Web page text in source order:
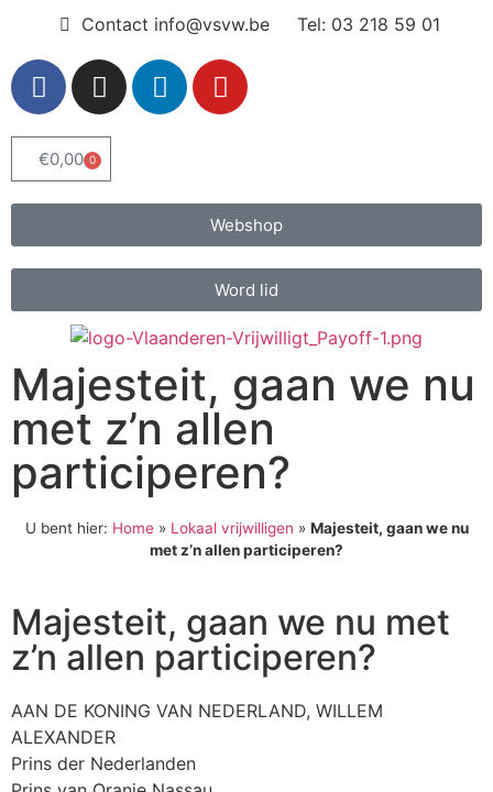
Contact info@vsvw.be Tel: 03 218 59 01
€0,00 0
Webshop
Word lid
Majesteit, gaan we nu
met z’n allen
participeren?
U bent hier: Home» Lokaal vrijwilligen » Majesteit, gaan we nu
met z’n allen participeren?
Majesteit, gaan we nu met
z’n allen participeren?
AAN DE KONING VAN NEDERLAND, WILLEM
ALEXANDER
Prins der Nederlanden